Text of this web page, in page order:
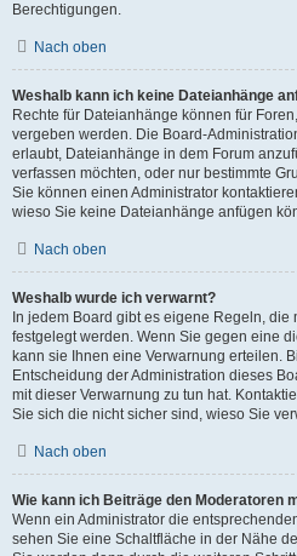
Berechtigungen.
Nach oben
Weshalb kann ich keine Dateianhänge
Rechte für Dateianhänge können für
vergeben werden. Die Board-
erlaubt, Dateianhänge in dem Forum
verfassen möchten, oder nur bestimmte
Sie können einen Administrator
wieso Sie keine Dateianhänge anfügen
Nach oben
Weshalb wurde ich verwarnt?
In jedem Board gibt es eigene Regeln, die
festgelegt werden. Wenn Sie gegen eine
kann sie Ihnen eine Verwarnung erteilen.
Entscheidung der Administration dieses
mit dieser Verwarnung zu tun hat.
Sie sich die nicht sicher sind, wieso Sie
Nach oben
Wie kann ich Beiträge den Moderatoren
Wenn ein Administrator die
sehen Sie eine Schaltfläche in der Nähe